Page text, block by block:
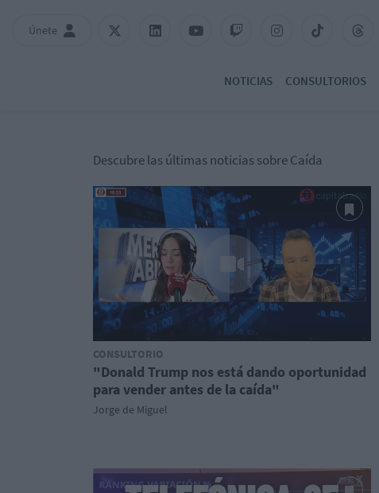
Únete
NOTICIAS CONSULTORIOS
Descubre las últimas noticias sobre Caída
CONSULTORIO
"Donald Trump nos está dando oportunidad
para vender antes de la caída"
Jorge de Miguel